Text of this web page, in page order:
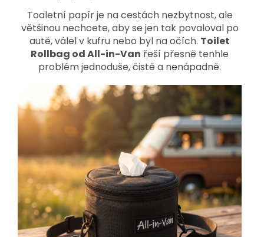
Toaletní papír je na cestách nezbytnost, ale
většinou nechcete, aby se jen tak povaloval po
autě, válel v kufru nebo byl na očích. Toilet
Rollbag od All-in-Van řeší přesně tenhle
problém jednoduše, čistě a nenápadně.